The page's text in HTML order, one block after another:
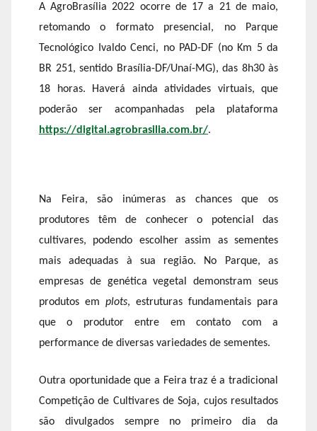
A AgroBrasília 2022 ocorre de 17 a 21 de maio,
retomando o formato presencial, no Parque
Tecnológico Ivaldo Cenci, no PAD-DF (no Km 5 da
BR 251, sentido Brasília-DF/Unaí-MG), das 8h30 às
18 horas. Haverá ainda atividades virtuais, que
poderão ser acompanhadas pela plataforma
https://digital.agrobrasilia.com.br/.
Na Feira, são inúmeras as chances que os
produtores têm de conhecer o potencial das
cultivares, podendo escolher assim as sementes
mais adequadas à sua região. No Parque, as
empresas de genética vegetal demonstram seus
produtos em plots, estruturas fundamentais para
que o produtor entre em contato com a
performance de diversas variedades de sementes.
Outra oportunidade que a Feira traz é a tradicional
Competição de Cultivares de Soja, cujos resultados
são divulgados sempre no primeiro dia da